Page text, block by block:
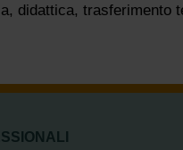
didattica, trasferimento